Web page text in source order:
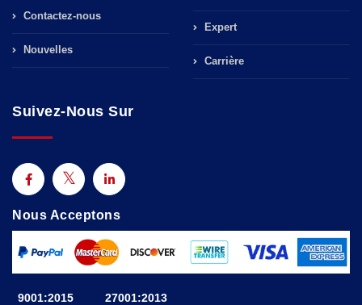
Contactez-nous
Nouvelles
Expert
Carrière
Suivez-Nous Sur
Nous Acceptons
9001:2015 27001:2013